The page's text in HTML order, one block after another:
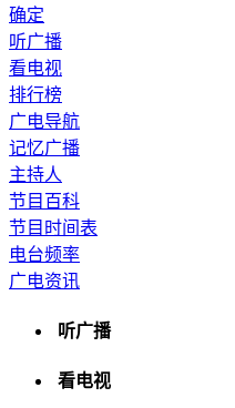
确定
听广播
看电视
排行榜
广电导航
记忆广播
主持人
节目百科
节目时间表
电台频率
广电资讯
听广播
看电视